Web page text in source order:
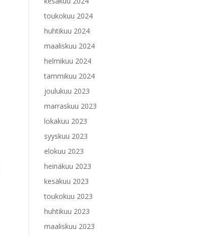
toukokuu 2024
huhtikuu 2024
maaliskuu 2024
helmikuu 2024
tammikuu 2024
joulukuu 2023
marraskuu 2023
lokakuu 2023
syyskuu 2023
elokuu 2023
heinäkuu 2023
kesäkuu 2023
toukokuu 2023
huhtikuu 2023
maaliskuu 2023